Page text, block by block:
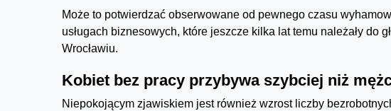
Może to potwierdzać obserwowane od pewnego czasu
usługach biznesowych, które jeszcze kilka lat temu należały do
Wrocławiu.
Kobiet bez pracy przybywa szybciej niż
Niepokojącym zjawiskiem jest również wzrost liczby